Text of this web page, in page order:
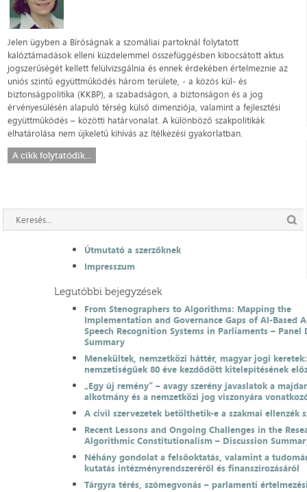
Jelen ügyben a Bíróságnak a szomáliai partoknál folytatott
kalóztámadások elleni küzdelemmel összefüggésben kibocsátott aktus
jogszerűségét kellett felülvizsgálnia és ennek érdekében értelmeznie az
uniós szintű együttműködés három területe, ‑ a közös kül- és
biztonságpolitika (KKBP), a szabadságon, a biztonságon és a jog
érvényesülésén alapuló térség külső dimenziója, valamint a fejlesztési
együttműködés – közötti határvonalat. A különböző szakpolitikák
elhatárolása nem újkeletű kihívás az ítélkezési gyakorlatban.
A cikk folytatódik...
Útmutató a szerzőknek
Impresszum
Legutóbbi bejegyzések
From Stenographers to Algorithms: Mapping the
Implementation and Governance Gaps of AI-Based
Speech Recognition Systems in Parliaments – Panel
Summary
Menekültek, nemzetközi háttér, magyar jogi
nemzetiségűek 80 éve kezdődött kitelepítésének
„Egy új remény” – avagy szerény javaslatok a
alkotmány és a nemzetközi jog viszonyára
A civil szervezetek betölthetik-e a szakmai ellenzék
Recent Lessons and Ongoing Challenges in the
Algorithmic Constitutionalism – Discussion
Néhány gondolat a felsőoktatás, valamint a
kutatás intézményrendszeréről és finanszírozásáról
Tárgyra térés, szómegvonás – parlamenti